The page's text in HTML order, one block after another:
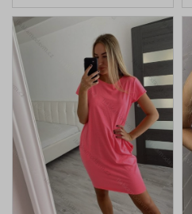
108cm, boky 106cm,